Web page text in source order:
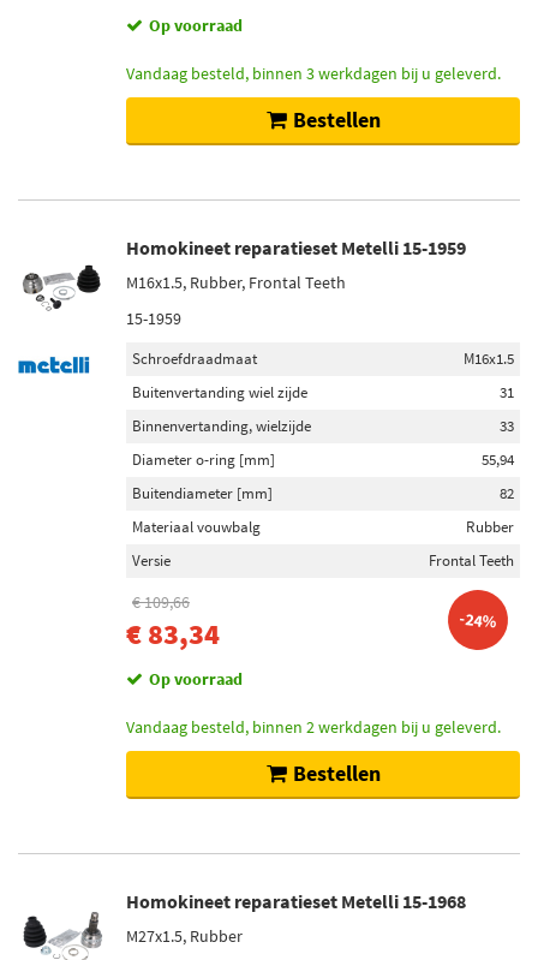
Op voorraad
Vandaag besteld, binnen 3 werkdagen bij u geleverd.
Bestellen
Homokineet reparatieset Metelli 15-1959
M16x1.5, Rubber, Frontal Teeth
15-1959
Schroefdraadmaat
M16x1.5
Buitenvertanding wiel zijde
31
Binnenvertanding, wielzijde
33
Diameter o-ring [mm]
55,94
Buitendiameter [mm]
82
Materiaal vouwbalg
Rubber
Versie
Frontal Teeth
€ 109,66
€ 83,34 -24%
Op voorraad
Vandaag besteld, binnen 2 werkdagen bij u geleverd.
Bestellen
Homokineet reparatieset Metelli 15-1968
M27x1.5, Rubber